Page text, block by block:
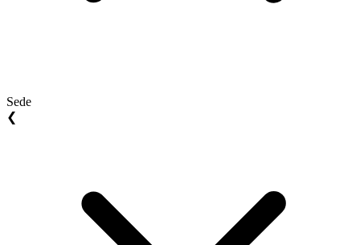
Sede
❮